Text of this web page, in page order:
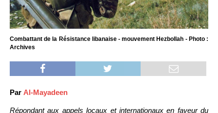
Combattant de la Résistance libanaise - mouvement Hezbollah - Photo :
Archives
Par Al-Mayadeen
Répondant aux appels locaux et internationaux en faveur du